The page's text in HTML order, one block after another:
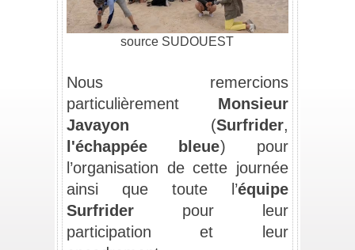
source SUDOUEST
Nous remercions
particulièrement Monsieur
Javayon (Surfrider ,
l'échappée bleue) pour
l’organisation de cette journée
ainsi que toute l’équipe
Surfrider pour leur
participation et leur